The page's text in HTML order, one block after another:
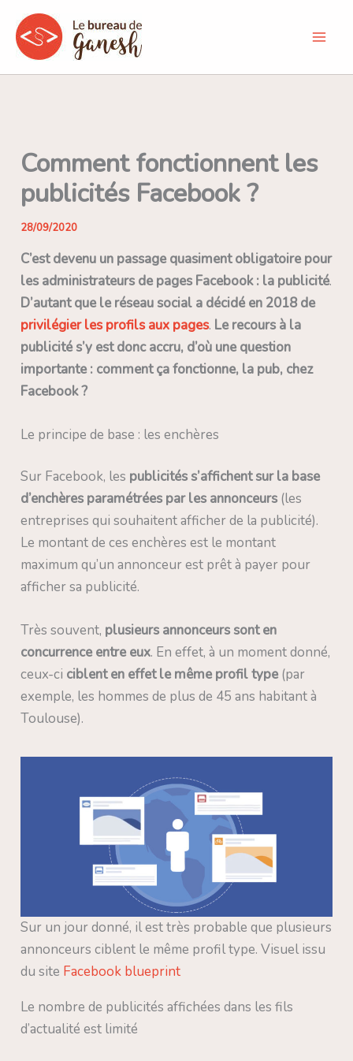
Aller
contenu
Comment fonctionnent les
publicités Facebook ?
28/09/2020
C’est devenu un passage quasiment obligatoire pour
les administrateurs de pages Facebook : la publicité.
D’autant que le réseau social a décidé en 2018 de
privilégier les profils aux pages. Le recours à la
publicité s’y est donc accru, d’où une question
importante : comment ça fonctionne, la pub, chez
Facebook ?
Le principe de base : les enchères
Sur Facebook, les publicités s’affichent sur la base
d’enchères paramétrées par les annonceurs (les
entreprises qui souhaitent afficher de la publicité).
Le montant de ces enchères est le montant
maximum qu’un annonceur est prêt à payer pour
afficher sa publicité.
Très souvent, plusieurs annonceurs sont en
concurrence entre eux. En effet, à un moment donné,
ceux-ci ciblent en effet le même profil type (par
exemple, les hommes de plus de 45 ans habitant à
Toulouse).
Sur un jour donné, il est très probable que plusieurs
annonceurs ciblent le même profil type. Visuel issu
du site Facebook blueprint
Le nombre de publicités affichées dans les fils
d’actualité est limité